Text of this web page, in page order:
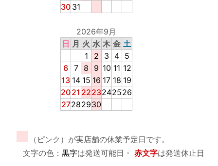
30 31
2026年9月
日 月 火 水 木 金 土
1
2 3 4 5
6 7 8 9 10 11 12
13 14 15 16 17 18 19
2021 2223242526
27282930
■
（ピンク）が実店舗の休業予定日です。
文字の色： 黒字は発送可能日・ 赤文字は発送休止日